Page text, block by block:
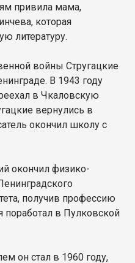
привила мама,
которая
литературу.
войны Стругацкие
В 1943 году
в Чкаловскую
вернулись в
окончил школу с
окончил физико-
получив профессию
поработал в Пулковской
он стал в 1960 году,